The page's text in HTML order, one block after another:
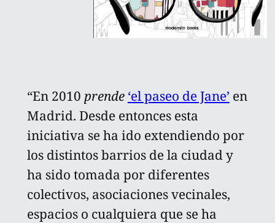
“En 2010 prende ‘el paseo de Jane’ en
Madrid. Desde entonces esta
iniciativa se ha ido extendiendo por
los distintos barrios de la ciudad y
ha sido tomada por diferentes
colectivos, asociaciones vecinales,
espacios o cualquiera que se ha